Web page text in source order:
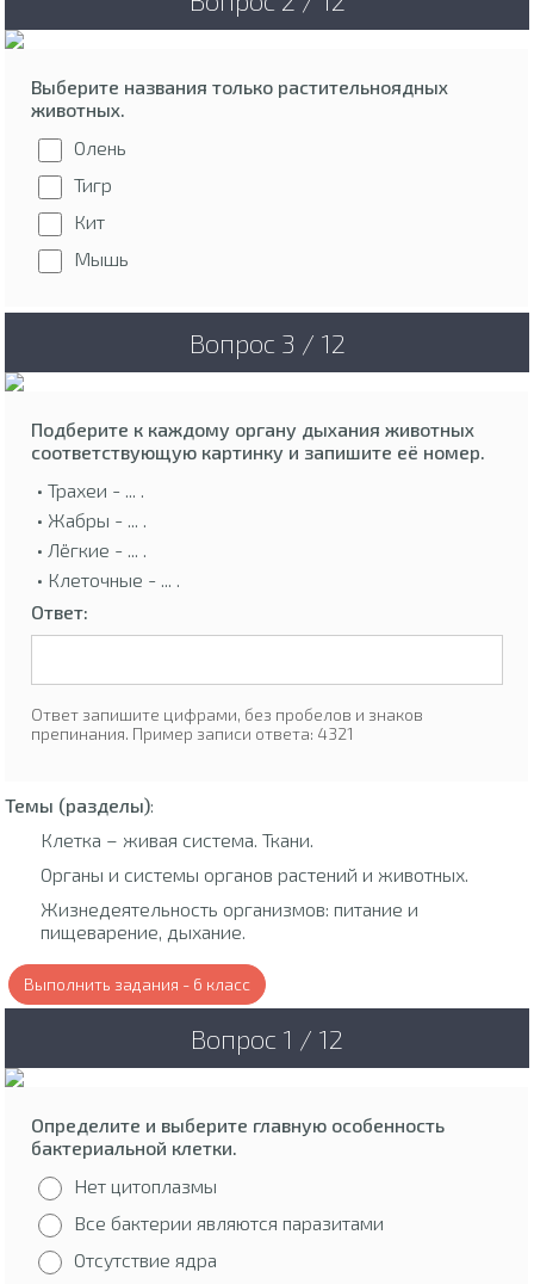
Выберите названия только растительноядных
животных.
Олень
Тигр
Кит
Мышь
Вопрос 3 / 12
Подберите к каждому органу дыхания животных
соответствующую картинку и запишите её номер.
• Трахеи - ... .
• Жабры - ... .
• Лёгкие - ... .
• Клеточные - ... .
Ответ:
Ответ запишите цифрами, без пробелов и знаков
препинания. Пример записи ответа: 4321
Темы (разделы):
Клетка – живая система. Ткани.
Органы и системы органов растений и животных.
Жизнедеятельность организмов: питание и
пищеварение, дыхание.
Выполнить задания - 6 класс
Вопрос 1 / 12
Определите и выберите главную особенность
бактериальной клетки.
Нет цитоплазмы
Все бактерии являются паразитами
Отсутствие ядра